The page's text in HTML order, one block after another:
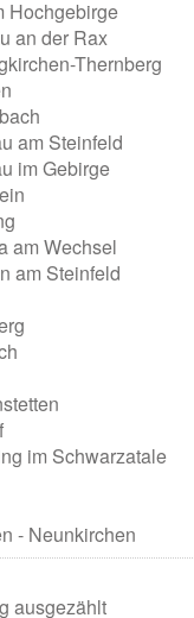
Hochgebirge(vollständig
an der Rax
Thernberg
(vollständig
am Steinfeld(vollständig
im Gebirge(vollständig
am Wechsel(vollständig
am Steinfeld(vollständig
im Schwarzatale
(vollständig
- Neunkirchen(vollständig
ausgezählt